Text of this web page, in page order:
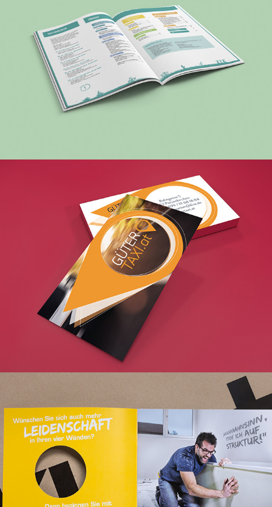
PGA – Bildungsprogramm
Gütertaxi.at – Corporate
Struktur Imagefolder +
Montageanleitung